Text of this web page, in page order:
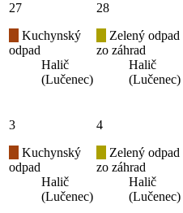
27
Kuchynský
odpad
Halič
(Lučenec)
28
Zelený odpad
zo záhrad
Halič
(Lučenec)
3
Kuchynský
odpad
Halič
(Lučenec)
4
Zelený odpad
zo záhrad
Halič
(Lučenec)